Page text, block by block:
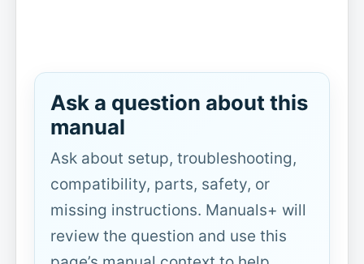
Ask a question about this
manual
Ask about setup, troubleshooting,
compatibility, parts, safety, or
missing instructions. Manuals+ will
review the question and use this